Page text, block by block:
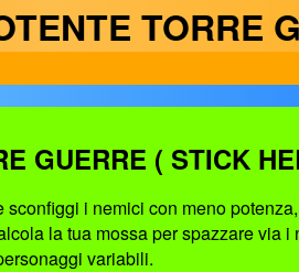
TORRE
GUERRE ( STICK
i nemici con meno
la tua mossa per spazzare
variabili.